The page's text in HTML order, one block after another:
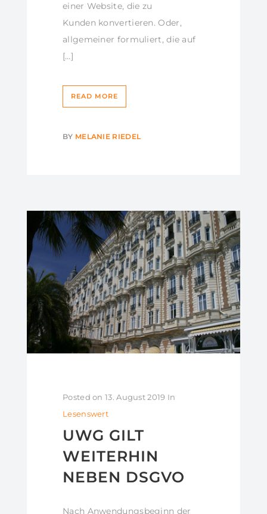
einer Website, die zu
Kunden konvertieren. Oder,
allgemeiner formuliert, die auf
[…]
READ MORE
BY MELANIE RIEDEL
Posted on 13. August 2019 In
Lesenswert
UWG GILT
WEITERHIN
NEBEN DSGVO
Nach Anwendungsbeginn der